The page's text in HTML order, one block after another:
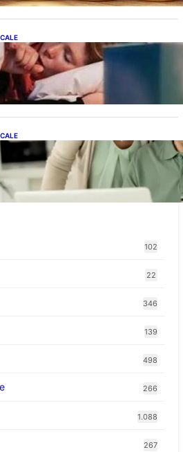
nocturnă: Semnale importante
inimii tale
pentru pensionari: Ce
de până la 500 de lei în
102
22
346
139
498
266
1.088
267